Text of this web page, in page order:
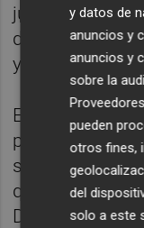
juego para el
de la Ciudad
ya está”.
El documental
poco rollo,
sorprendente.
que Rafa
Djokovic,
y datos de
anuncios y
anuncios y
sobre la
pueden
otros fines,
del
solo a este